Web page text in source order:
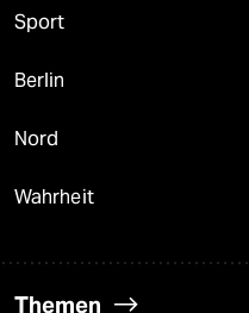
Sport
Berlin
Nord
Wahrheit
Themen